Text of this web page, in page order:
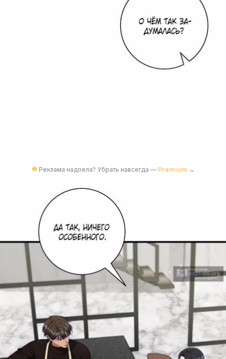
Реклама надоела? Убрать навсегда — Premium →